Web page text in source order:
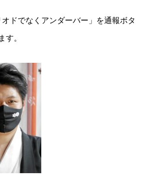
ドでなくアンダーバー」を通報ボタ
す。